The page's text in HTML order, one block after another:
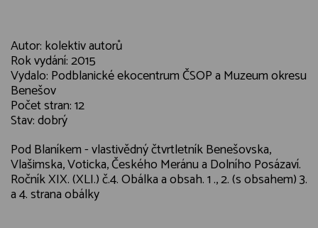
Autor: kolektiv autorů
Rok vydání: 2015
Vydalo: Podblanické ekocentrum ČSOP a Muzeum okresu
Benešov
Počet stran: 12
Stav: dobrý
Pod Blaníkem - vlastivědný čtvrtletník Benešovska,
Vlašimska, Voticka, Českého Meránu a Dolního Posázaví.
Ročník XIX. (XLI.) č.4. Obálka a obsah. 1 ., 2. (s obsahem) 3.
a 4. strana obálky